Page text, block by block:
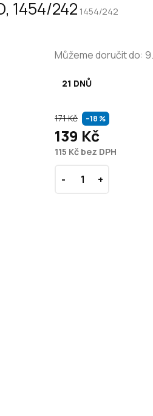
1454/242 1454/242
171 Kč –18 %
139 Kč
115 Kč bez DPH
21 DNŮ
Můžeme doručit do: